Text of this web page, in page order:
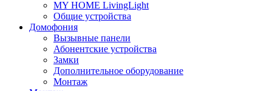
MY HOME LivingLight
Общие устройства
Домофония
Вызывные панели
Абонентские устройства
Замки
Дополнительное оборудование
Монтаж